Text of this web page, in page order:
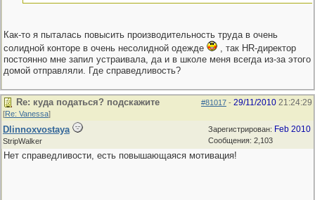
Как-то я пыталась повысить производительность труда в очень
солидной конторе в очень несолидной одежде
, так HR-директор
постоянно мне запил устраивала, да и в школе меня всегда из-за этого
домой отправляли. Где справедливость?
#81017 - 29/11/2010 21:24:29
Re: куда податься? подскажите
[Re: Vanessa]
Зарегистрирован: Feb 2010
Сообщения: 2,103
Dlinnoxvostaya
StripWalker
Нет справедливости, есть повышающаяся мотивация!